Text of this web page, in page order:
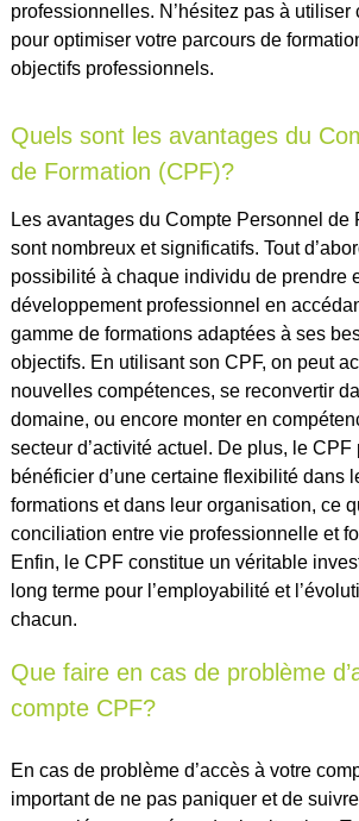
professionnelles. N’hésitez pas à utiliser
pour optimiser votre parcours de
objectifs professionnels.
Quels sont les avantages du
de Formation (CPF)?
Les avantages du Compte Personnel de
sont nombreux et significatifs. Tout
possibilité à chaque individu de prendre
développement professionnel en
gamme de formations adaptées à ses
objectifs. En utilisant son CPF, on peut
nouvelles compétences, se reconvertir
domaine, ou encore monter en
secteur d’activité actuel. De plus, le CPF
bénéficier d’une certaine flexibilité dans
formations et dans leur organisation, ce
conciliation entre vie professionnelle et
Enfin, le CPF constitue un véritable
long terme pour l’employabilité et
chacun.
Que faire en cas de problème
compte CPF?
En cas de problème d’accès à votre
important de ne pas paniquer et de